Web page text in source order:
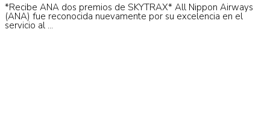
*Recibe ANA dos premios de SKYTRAX* All Nippon Airways
(ANA) fue reconocida nuevamente por su excelencia en el
servicio al ...